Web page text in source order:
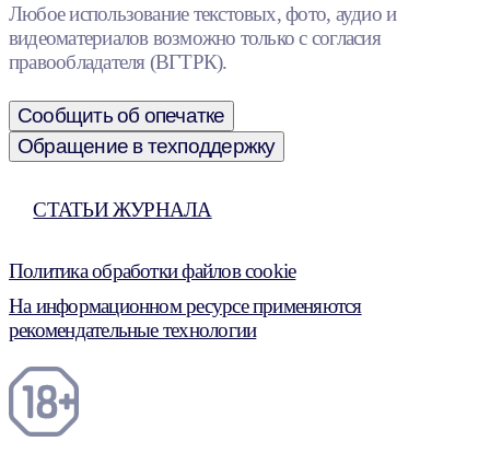
Любое использование текстовых, фото, аудио и
видеоматериалов возможно только с согласия
правообладателя (ВГТРК).
Сообщить об опечатке
Обращение в техподдержку
СТАТЬИ ЖУРНАЛА
Политика обработки файлов cookie
На информационном ресурсе применяются
рекомендательные технологии